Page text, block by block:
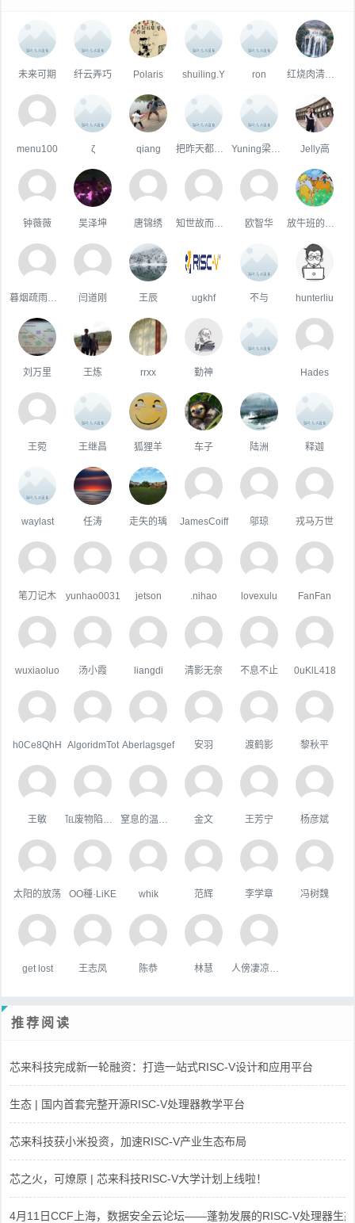
未来可期 纤云弄巧 Polaris shuiling.Y ron
menu100 ζ qiang Jelly高
钟薇薇 吴泽坤 唐锦绣 欧智华
闫道刚 王辰 ugkhf 不与 hunterliu
刘万里 王炼 rrxx 勤神 Hades
王菀 王继昌 狐狸羊 车子 陆洲 释迦
waylast 任涛 走失的瑀 JamesCoiff 邬琼 戎马万世
笔刀记木 yunhao0031 jetson .nihao lovexulu FanFan
wuxiaoluo 汤小霞 liangdi 清影无奈 不息不止 0uKlL418
h0Ce8QhH AlgoridmTot Aberlagsgef 安羽 渡鹤影 黎秋平
王敏 金文 王芳宁 杨彦斌
太阳的放荡 OO種·LiKE whik 范辉 李学章 冯树魏
get lost 王志凤 陈恭 林慧
推荐阅读
芯来科技完成新一轮融资：打造一站式RISC-V设计和应用平台
生态 | 国内首套完整开源RISC-V处理器教学平台
芯来科技获小米投资，加速RISC-V产业生态布局
芯之火，可燎原 | 芯来科技RISC-V大学计划上线啦！
4月11日CCF上海，数据安全云论坛——蓬勃发展的RISC-V处理器生态